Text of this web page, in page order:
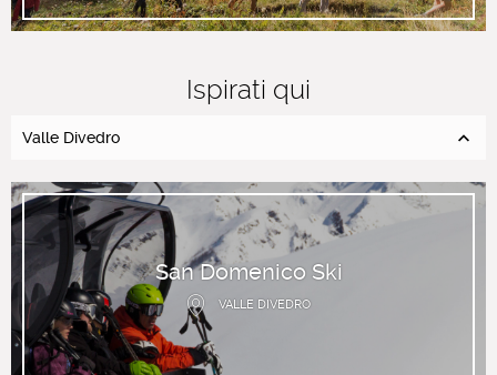
Ispirati qui
Valle Divedro
San Domenico Ski
VALLE DIVEDRO